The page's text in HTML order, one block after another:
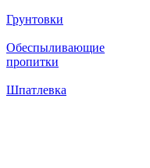
Грунтовки
Обеспыливающие
пропитки
Шпатлевка